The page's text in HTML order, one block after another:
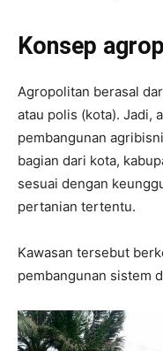
Konsep
Agropolitan berasal
atau polis (kota). Jadi,
pembangunan
bagian dari kota,
sesuai dengan
pertanian tertentu.
Kawasan tersebut
pembangunan sistem